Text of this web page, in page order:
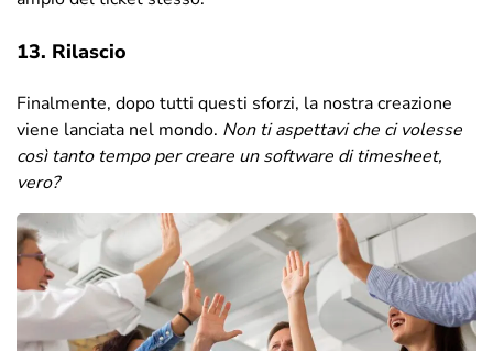
13. Rilascio
Finalmente, dopo tutti questi sforzi, la nostra creazione
viene lanciata nel mondo. Non ti aspettavi che ci volesse
così tanto tempo per creare un software di timesheet,
vero?